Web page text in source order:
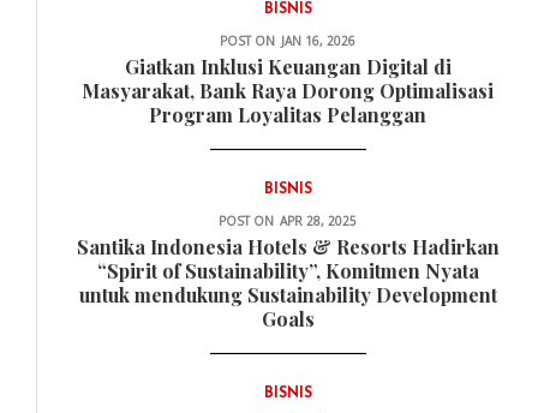
BISNIS
POST ON JAN 16, 2026
Giatkan Inklusi Keuangan Digital di
Masyarakat, Bank Raya Dorong Optimalisasi
Program Loyalitas Pelanggan
BISNIS
POST ON APR 28, 2025
Santika Indonesia Hotels & Resorts Hadirkan
“Spirit of Sustainability”, Komitmen Nyata
untuk mendukung Sustainability Development
Goals
BISNIS